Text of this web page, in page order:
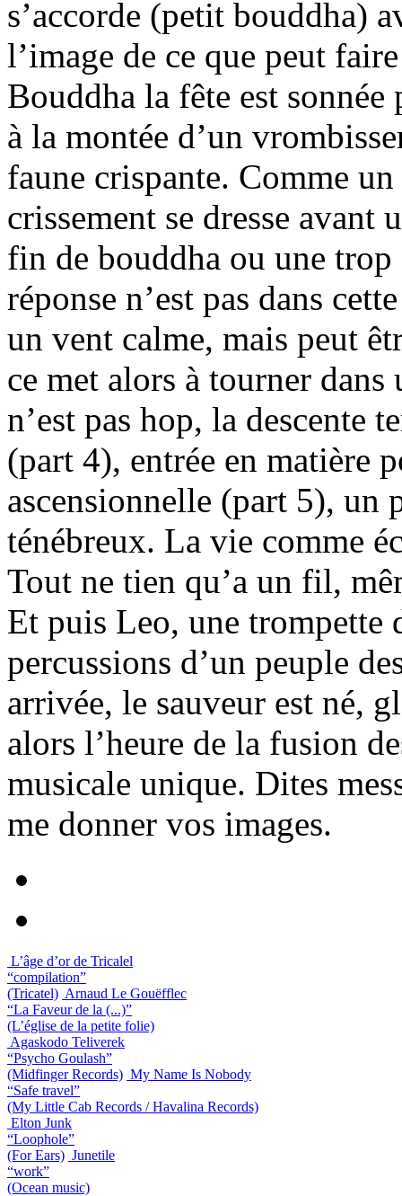
s’accorde (petit bouddha)
l’image de ce que peut
Bouddha la fête est
à la montée d’un
faune crispante. Comme
crissement se dresse avant
fin de bouddha ou une
réponse n’est pas dans
un vent calme, mais peut
ce met alors à tourner
n’est pas hop, la descente
(part 4), entrée en matière
ascensionnelle (part 5), un
ténébreux. La vie comme
Tout ne tien qu’a un fil,
Et puis Leo, une trompette
percussions d’un peuple
arrivée, le sauveur est né,
alors l’heure de la fusion
musicale unique. Dites
me donner vos images.
L’âge d’or de Tricalel
“compilation”
(Tricatel) Arnaud Le Gouëfflec
“La Faveur de la (...)”
(L’église de la petite folie)
Agaskodo Teliverek
“Psycho Goulash”
(Midfinger Records) My Name Is Nobody
“Safe travel”
(My Little Cab Records / Havalina Records)
Elton Junk
“Loophole”
(For Ears) Junetile
“work”
(Ocean music)